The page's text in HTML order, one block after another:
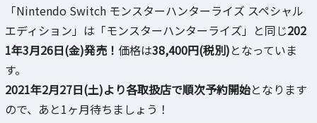
「Nintendo Switch モンスターハンターライズ スペシャル
エディション」は「モンスターハンターライズ」と同じ202
1年3月26日(金)発売！ 価格は38,400円(税別)となっていま
す。
2021年2月27日(土)より各取扱店で順次予約開始となります
ので、あと1ヶ月待ちましょう！